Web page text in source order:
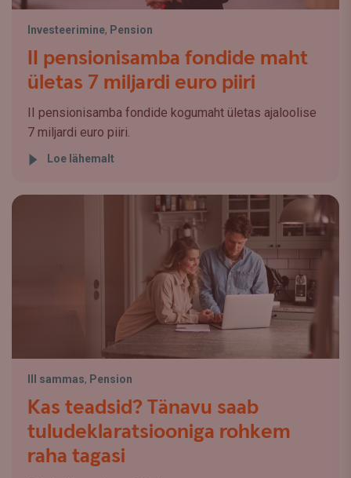
Investeerimine, Pension
II pensionisamba fondide maht
ületas 7 miljardi euro piiri
II pensionisamba fondide kogumaht ületas ajaloolise
7 miljardi euro piiri.
Loe lähemalt
III sammas, Pension
Kas teadsid? Tänavu saab
tuludeklaratsiooniga rohkem
raha tagasi